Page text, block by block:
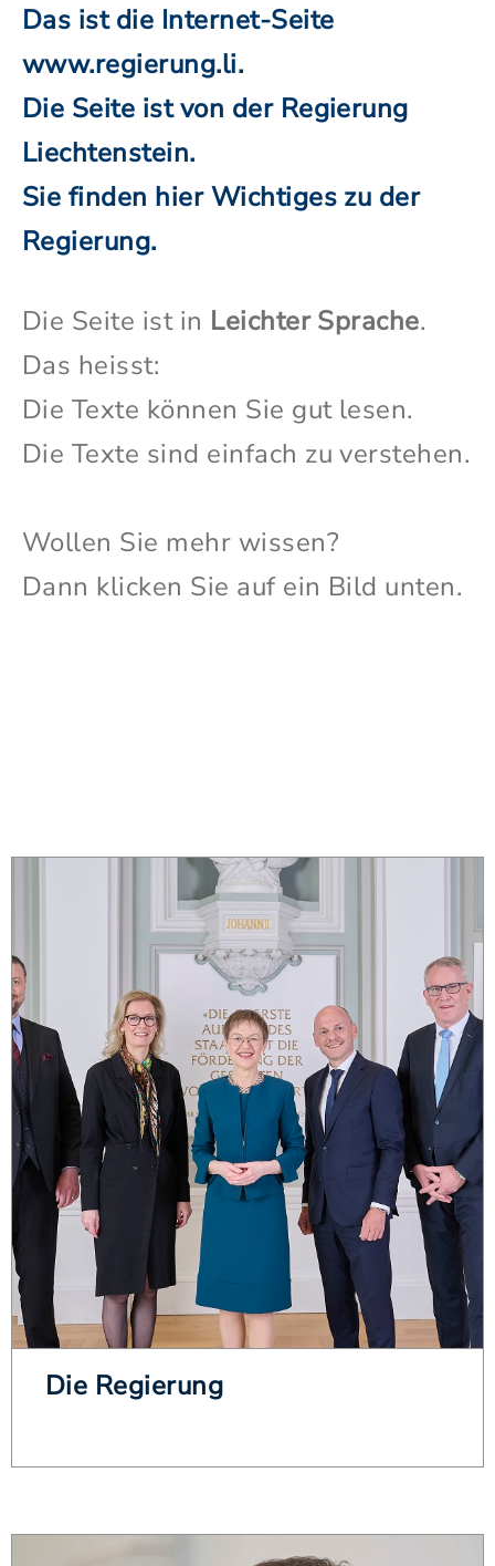
Das ist die Internet-Seite
www.regierung.li.
Die Seite ist von der Regierung
Liechtenstein.
Sie finden hier Wichtiges zu der
Regierung.
Die Seite ist in Leichter Sprache.
Das heisst:
Die Texte können Sie gut lesen.
Die Texte sind einfach zu verstehen.
Wollen Sie mehr wissen?
Dann klicken Sie auf ein Bild unten.
Die Regierung